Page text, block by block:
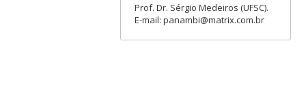
Prof. Dr. Sérgio Medeiros (UFSC).
E-mail: panambi@matrix.com.br